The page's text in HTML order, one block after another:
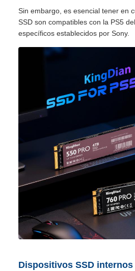
Sin embargo, es esencial tener en
SSD son compatibles con la PS5
específicos establecidos por Sony.
Dispositivos SSD internos